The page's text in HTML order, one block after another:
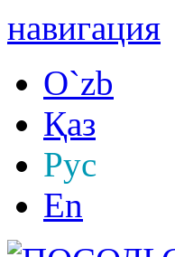
навигация
O`zb
Қаз
Рус
En